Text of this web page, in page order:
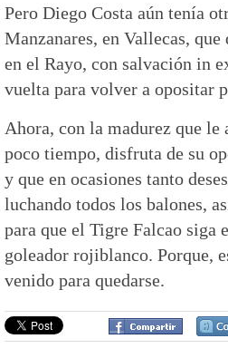
Pero Diego Costa aún tenía
Manzanares, en Vallecas,
en el Rayo, con salvación in
vuelta para volver a opositar
Ahora, con la madurez que le
poco tiempo, disfruta de su
y que en ocasiones tanto
luchando todos los balones,
para que el Tigre Falcao siga
goleador rojiblanco. Porque,
venido para quedarse.